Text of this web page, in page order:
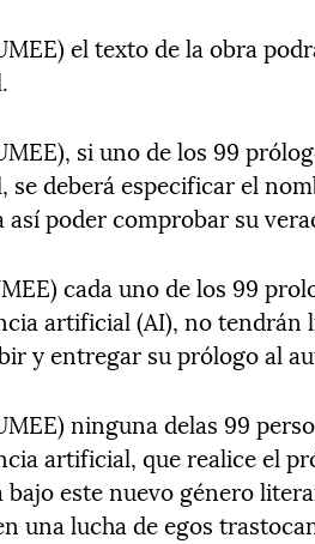
el texto de la obra
si uno de los 99
se deberá especificar el
así poder comprobar su
cada uno de los 99
artificial (AI), no tendrán
y entregar su prólogo al
ninguna delas 99
artificial, que realice el
bajo este nuevo género
una lucha de egos